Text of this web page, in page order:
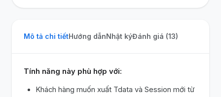
Mô tả chi tiếtHướng dẫnNhật kýĐánh giá (13)
Tính năng này phù hợp với:
Khách hàng muốn xuất Tdata và Session mới từ